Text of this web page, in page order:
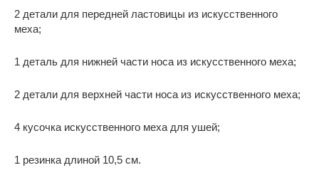
2 детали для передней ластовицы из искусственного
меха;
1 деталь для нижней части носа из искусственного меха;
2 детали для верхней части носа из искусственного меха;
4 кусочка искусственного меха для ушей;
1 резинка длиной 10,5 см.